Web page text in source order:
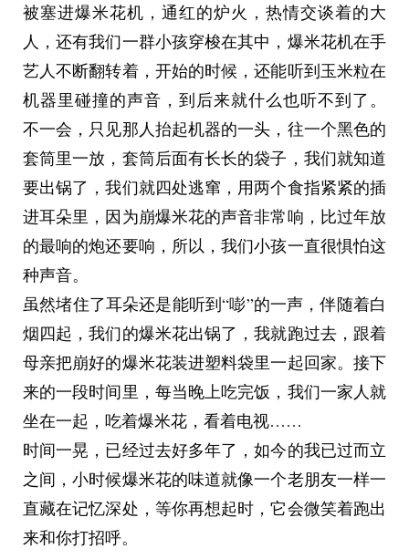
被塞进爆米花机，通红的炉火，热情交谈着的大
人，还有我们一群小孩穿梭在其中，爆米花机在手
艺人不断翻转着，开始的时候，还能听到玉米粒在
机器里碰撞的声音，到后来就什么也听不到了。
不一会，只见那人抬起机器的一头，往一个黑色的
套筒里一放，套筒后面有长长的袋子，我们就知道
要出锅了，我们就四处逃窜，用两个食指紧紧的插
进耳朵里，因为崩爆米花的声音非常响，比过年放
的最响的炮还要响，所以，我们小孩一直很惧怕这
种声音。
虽然堵住了耳朵还是能听到“嘭”的一声，伴随着白
烟四起，我们的爆米花出锅了，我就跑过去，跟着
母亲把崩好的爆米花装进塑料袋里一起回家。接下
来的一段时间里，每当晚上吃完饭，我们一家人就
坐在一起，吃着爆米花，看着电视……
时间一晃，已经过去好多年了，如今的我已过而立
之间，小时候爆米花的味道就像一个老朋友一样一
直藏在记忆深处，等你再想起时，它会微笑着跑出
来和你打招呼。